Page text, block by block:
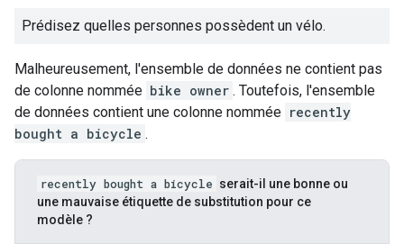
Prédisez quelles personnes possèdent un vélo.
Malheureusement, l'ensemble de données ne contient pas
de colonne nommée bike owner . Toutefois, l'ensemble
de données contient une colonne nommée recently
bought a bicycle .
recently bought a bicycle serait-il une bonne ou
une mauvaise étiquette de substitution pour ce
modèle ?